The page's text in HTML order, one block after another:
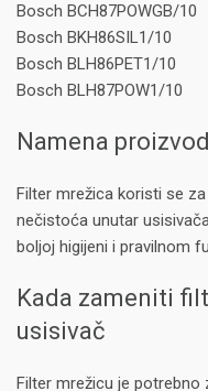
Bosch BCH87POWGB/10
Bosch BKH86SIL1/10
Bosch BLH86PET1/10
Bosch BLH87POW1/10
Namena
Filter mrežica koristi se
nečistoća unutar
boljoj higijeni i pravilnom
Kada zameniti
usisivač
Filter mrežicu je potrebno